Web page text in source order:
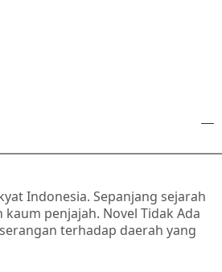
Indonesia. Sepanjang sejarah
penjajah. Novel Tidak Ada
terhadap daerah yang